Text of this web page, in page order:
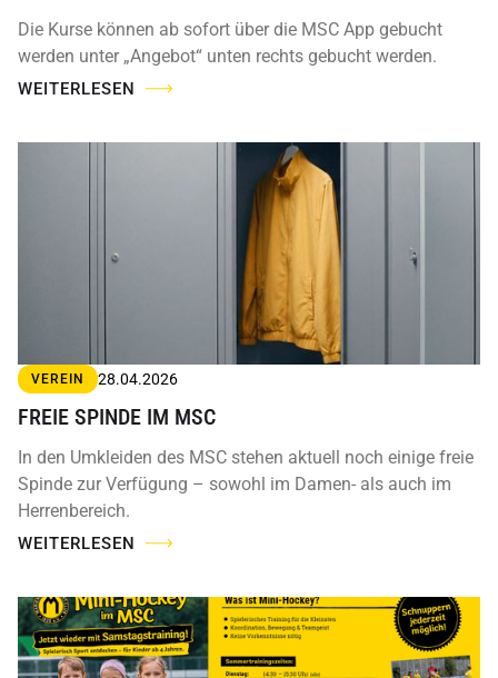
Die Kurse können ab sofort über die MSC App gebucht
werden unter „Angebot“ unten rechts gebucht werden.
WEITERLESEN
VEREIN 28.04.2026
FREIE SPINDE IM MSC
In den Umkleiden des MSC stehen aktuell noch einige freie
Spinde zur Verfügung – sowohl im Damen- als auch im
Herrenbereich.
WEITERLESEN